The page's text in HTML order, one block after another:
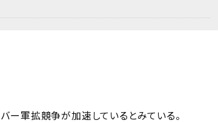
ー軍拡競争が加速しているとみている。